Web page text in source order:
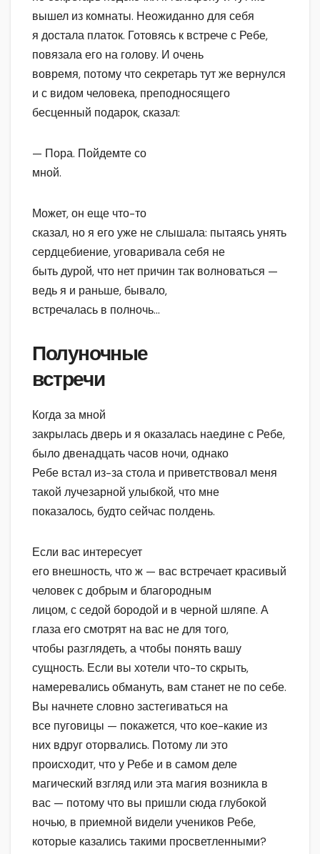
вышел из комнаты. Неожиданно для себя
я достала платок. Готовясь к встрече с Ребе,
повязала его на голову. И очень
вовремя, потому что секретарь тут же вернулся
и с видом человека, преподносящего
бесценный подарок, сказал:
— Пора. Пойдемте со
мной.
Может, он еще что-то
сказал, но я его уже не слышала: пытаясь унять
сердцебиение, уговаривала себя не
быть дурой, что нет причин так волноваться —
ведь я и раньше, бывало,
встречалась в полночь…
Полуночные
встречи
Когда за мной
закрылась дверь и я оказалась наедине с Ребе,
было двенадцать часов ночи, однако
Ребе встал из-за стола и приветствовал меня
такой лучезарной улыбкой, что мне
показалось, будто сейчас полдень.
Если вас интересует
его внешность, что ж — вас встречает красивый
человек с добрым и благородным
лицом, с седой бородой и в черной шляпе. А
глаза его смотрят на вас не для того,
чтобы разглядеть, а чтобы понять вашу
сущность. Если вы хотели что-то скрыть,
намеревались обмануть, вам станет не по себе.
Вы начнете словно застегиваться на
все пуговицы — покажется, что кое-какие из
них вдруг оторвались. Потому ли это
происходит, что у Ребе и в самом деле
магический взгляд или эта магия возникла в
вас — потому что вы пришли сюда глубокой
ночью, в приемной видели учеников Ребе,
которые казались такими просветленными?